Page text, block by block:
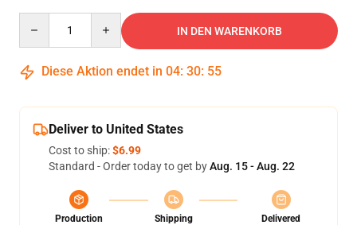
IN DEN WARENKORB
Diese Aktion endet in 04: 30: 54
Deliver to United States
Cost to ship:$6.99
Standard - Order today to get byAug. 15 - Aug. 22
Production
Shipping
Delivered